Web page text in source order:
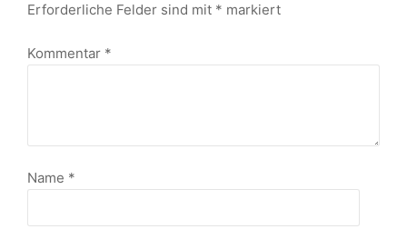
Erforderliche Felder sind mit * markiert
Kommentar *
Name *